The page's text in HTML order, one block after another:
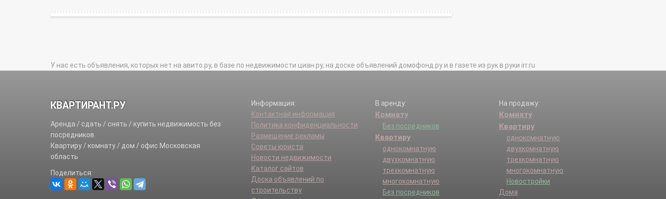
У нас есть объявления, которых нет на авито.ру, в базе по недвижимости циан.ру, на доске объявлений домофонд.ру и в газете из рук в руки irr.ru
КВАРТИРАНТ.РУ
Аренда / сдать / снять / купить недвижимость без
посредников.
Квартиру / комнату / дом / офис Московская
область
Поделиться:
Информация:
Контактная информация
Политика конфиденциальности
Размещение рекламы
Советы юриста
Новости недвижимости
Каталог сайтов
Доска объявлений по
строительству
В аренду:
Комнату
Без посредников
Квартиру
однокомнатную
двухкомнатную
трехкомнатную
многокомнатную
Без посредников
На продажу:
Комнату
Квартиру
однокомнатную
двухкомнатную
трехкомнатную
многокомнатную
Новостройки
Дома